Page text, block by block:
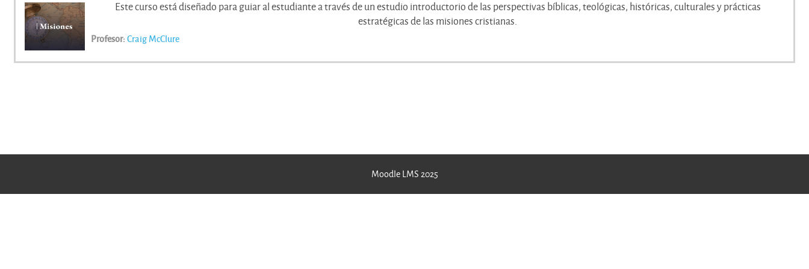
Este curso está diseñado para guiar al estudiante a través de un estudio introductorio de las perspectivas bíblicas, teológicas, históricas, culturales y prácticas
estratégicas de las misiones cristianas.
Profesor: Craig McClure
Moodle LMS 2025